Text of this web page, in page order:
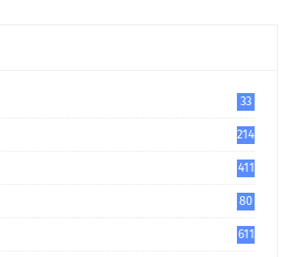
33
214
411
80
611